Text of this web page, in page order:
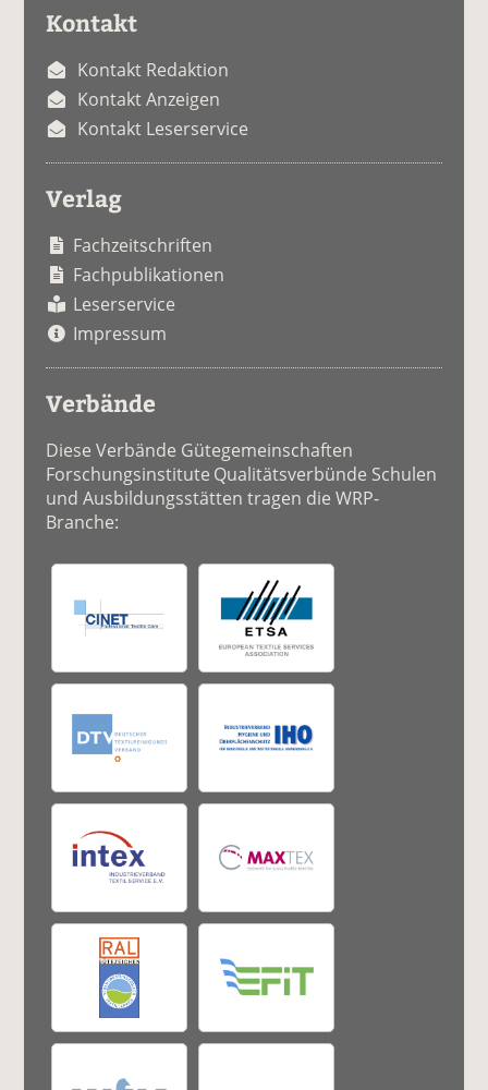
Kontakt
Kontakt Redaktion
Kontakt Anzeigen
Kontakt Leserservice
Verlag
Fachzeitschriften
Fachpublikationen
Leserservice
Impressum
Verbände
Diese Verbände Gütegemeinschaften
Forschungsinstitute Qualitätsverbünde Schulen
und Ausbildungsstätten tragen die WRP-
Branche: